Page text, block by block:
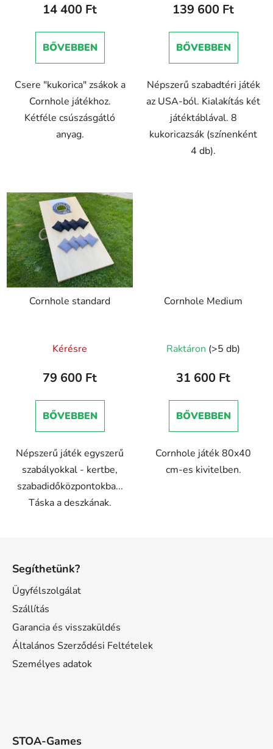
14 400 Ft
BŐVEBBEN
Csere "kukorica" zsákok a
Cornhole játékhoz.
Kétféle csúszásgátló
anyag.
139 600 Ft
BŐVEBBEN
Népszerű szabadtéri játék
az USA-ból. Kialakítás két
játéktáblával. 8
kukoricazsák (színenként
4 db).
Cornhole standard
Kérésre
79 600 Ft
BŐVEBBEN
Népszerű játék egyszerű
szabályokkal - kertbe,
szabadidőközpontokba...
Táska a deszkának.
Cornhole Medium
Raktáron (>5 db)
31 600 Ft
BŐVEBBEN
Cornhole játék 80x40
cm-es kivitelben.
Segíthetünk?
Ügyfélszolgálat
Szállítás
Garancia és visszaküldés
Általános Szerződési Feltételek
Személyes adatok
STOA-Games